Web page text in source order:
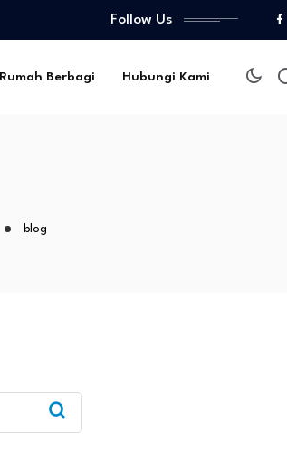
Follow Us
Rumah Berbagi Hubungi Kami
blog